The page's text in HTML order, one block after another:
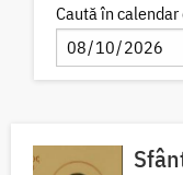
Caută în calendar